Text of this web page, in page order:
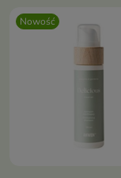
Nowość